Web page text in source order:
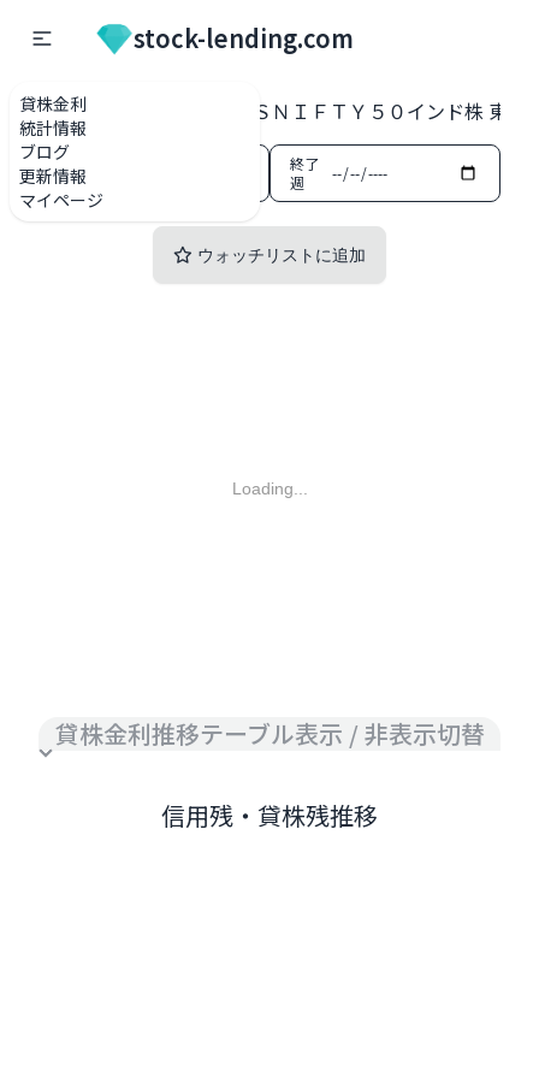
貸株金利
統計情報
ブログ
更新情報
マイページ
stock-lending.com
貸株金利一覧 201A ＩＳＮＩＦＴＹ５０インド株 東証
開始
週
終了
週
ウォッチリストに追加
Loading...
貸株金利推移テーブル表示 / 非表示切替
信用残・貸株残推移